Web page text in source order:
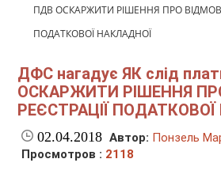
ПДВ ОСКАРЖИТИ РІШЕННЯ ПРО
ПОДАТКОВОЇ НАКЛАДНОЇ
ДФС нагадує ЯК слід
ОСКАРЖИТИ РІШЕННЯ
РЕЄСТРАЦІЇ
02.04.2018 Автор: Понзель
Просмотров : 2118